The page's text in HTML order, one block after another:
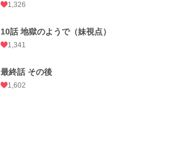
1,326
10話 地獄のようで（妹視点）
1,341
最終話 その後
1,602